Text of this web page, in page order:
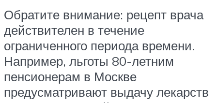
Обратите внимание: рецепт врача
действителен в течение
ограниченного периода времени.
Например, льготы 80-летним
пенсионерам в Москве
предусматривают выдачу лекарств